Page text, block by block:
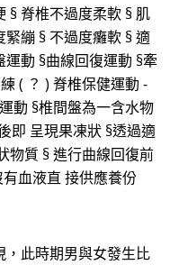
§ 脊椎不過度柔軟 § 肌
繃 § 不過度癱軟 § 適
動 §曲線回復運動 §牽
( ？ ) 脊椎保健運動 -
動 §椎間盤為一含水物
即 呈現果凍狀 §透過適
物質 § 進行曲線回復前
血液直 接供應養份
此時期男與女發生比